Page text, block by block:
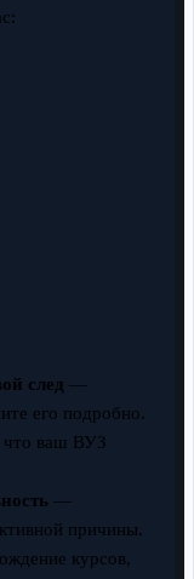
след —
его подробно.
что ваш ВУЗ
—
причины.
курсов,